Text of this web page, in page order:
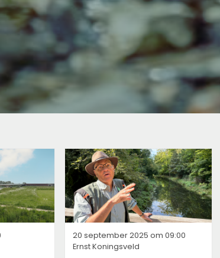
20 september 2025 om 09:00
Ernst Koningsveld